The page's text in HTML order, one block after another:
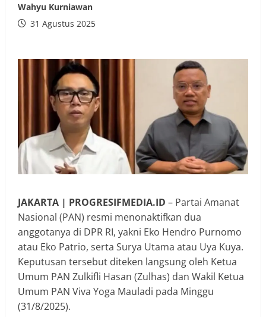
Wahyu Kurniawan
31 Agustus 2025
JAKARTA | PROGRESIFMEDIA.ID – Partai Amanat
Nasional (PAN) resmi menonaktifkan dua
anggotanya di DPR RI, yakni Eko Hendro Purnomo
atau Eko Patrio, serta Surya Utama atau Uya Kuya.
Keputusan tersebut diteken langsung oleh Ketua
Umum PAN Zulkifli Hasan (Zulhas) dan Wakil Ketua
Umum PAN Viva Yoga Mauladi pada Minggu
(31/8/2025).